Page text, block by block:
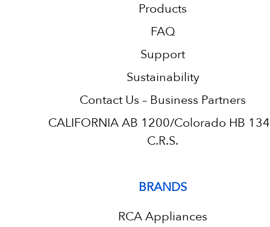
Products
FAQ
Support
Sustainability
Contact Us – Business Partners
CALIFORNIA AB 1200/Colorado HB
C.R.S.
BRANDS
RCA Appliances